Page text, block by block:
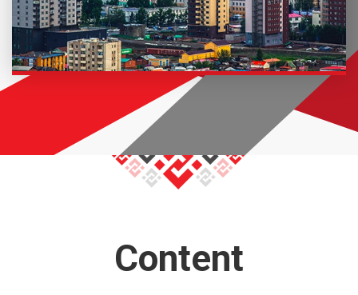
Content